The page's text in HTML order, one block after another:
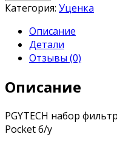
Категория: Уценка
Описание
Детали
Отзывы (0)
Описание
PGYTECH набор
Pocket б/у